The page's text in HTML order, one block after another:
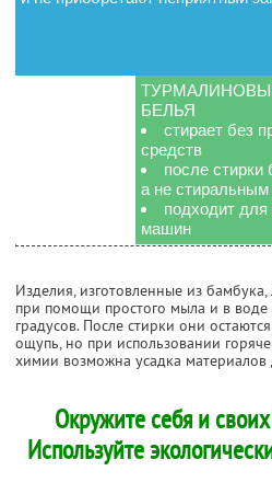
БЕЛЬЯ
стирает без
средств
после стирки
а не
подходит для
машин
Изделия, изготовленные из
при помощи простого мыла и в воде
градусов. После стирки они
ощупь, но при использовании
химии возможна усадка материалов
Окружите себя и
Используйте